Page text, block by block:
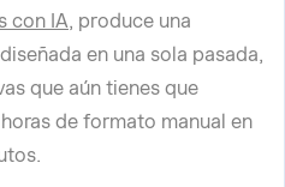
con IA, produce una
en una sola pasada,
que aún tienes que
de formato manual en